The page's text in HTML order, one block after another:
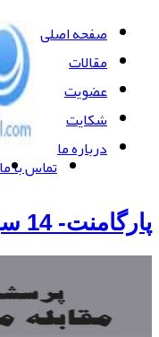
صفحه اصلی
مقالات
عضویت
شکایت
درباره ما
تماس با ما
پارگامنت- 14 سؤالی